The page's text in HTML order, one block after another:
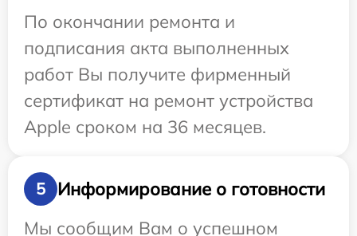
По окончании ремонта и
подписания акта выполненных
работ Вы получите фирменный
сертификат на ремонт устройства
Apple сроком на 36 месяцев.
5
Информирование о готовности
Мы сообщим Вам о успешном